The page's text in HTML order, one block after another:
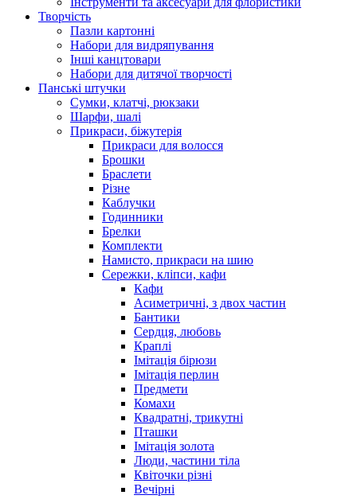
Творчість
Пазли картонні
Набори для видряпування
Інші канцтовари
Набори для дитячої творчості
Панські штучки
Сумки, клатчі, рюкзаки
Шарфи, шалі
Прикраси, біжутерія
Прикраси для волосся
Брошки
Браслети
Різне
Каблучки
Годинники
Брелки
Комплекти
Намисто, прикраси на шию
Сережки, кліпси, кафи
Кафи
Асиметричні, з двох частин
Бантики
Сердця, любовь
Краплі
Імітація бірюзи
Імітація перлин
Предмети
Комахи
Квадратні, трикутні
Пташки
Імітація золота
Люди, частини тіла
Квіточки різні
Вечірні